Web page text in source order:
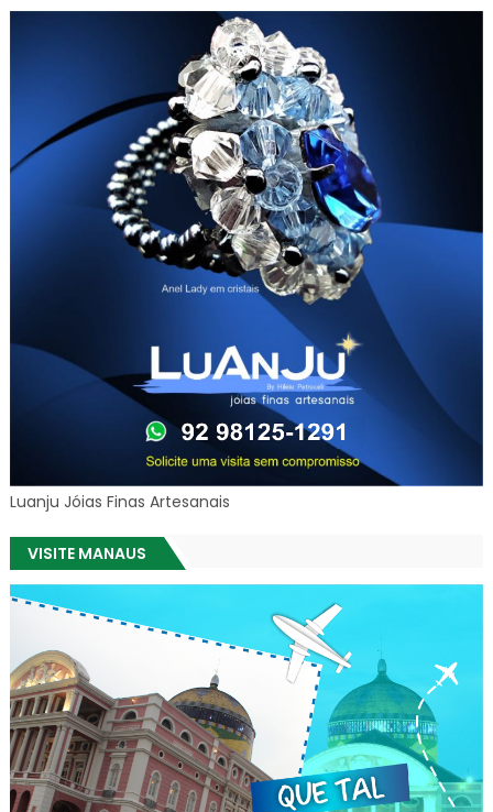
Luanju Jóias Finas Artesanais
VISITE MANAUS